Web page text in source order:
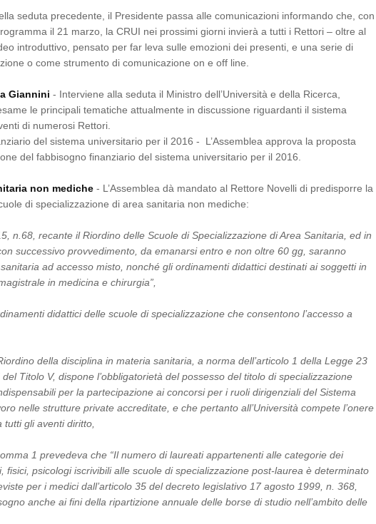
seduta precedente, il Presidente passa alle comunicazioni informando che, con
il 21 marzo, la CRUI nei prossimi giorni invierà a tutti i Rettori – oltre al
introduttivo, pensato per far leva sulle emozioni dei presenti, e una serie di
o come strumento di comunicazione on e off line.
Giannini - Interviene alla seduta il Ministro dell’Università e della Ricerca,
le principali tematiche attualmente in discussione riguardanti il sistema
di numerosi Rettori.
del sistema universitario per il 2016 - L’Assemblea approva la proposta
del fabbisogno finanziario del sistema universitario per il 2016.
non mediche - L’Assemblea dà mandato al Rettore Novelli di predisporre la
di specializzazione di area sanitaria non mediche:
n.68, recante il Riordino delle Scuole di Specializzazione di Area Sanitaria, ed in
successivo provvedimento, da emanarsi entro e non oltre 60 gg, saranno
ad accesso misto, nonché gli ordinamenti didattici destinati ai soggetti in
in medicina e chirurgia”,
didattici delle scuole di specializzazione che consentono l’accesso a
della disciplina in materia sanitaria, a norma dell’articolo 1 della Legge 23
Titolo V, dispone l’obbligatorietà del possesso del titolo di specializzazione
per la partecipazione ai concorsi per i ruoli dirigenziali del Sistema
nelle strutture private accreditate, e che pertanto all’Università compete l’onere
gli aventi diritto,
1 prevedeva che “Il numero di laureati appartenenti alle categorie dei
psicologi iscrivibili alle scuole di specializzazione post-laurea è determinato
per i medici dall’articolo 35 del decreto legislativo 17 agosto 1999, n. 368,
anche ai fini della ripartizione annuale delle borse di studio nell’ambito delle